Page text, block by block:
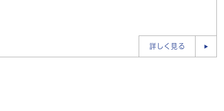
詳しく見る